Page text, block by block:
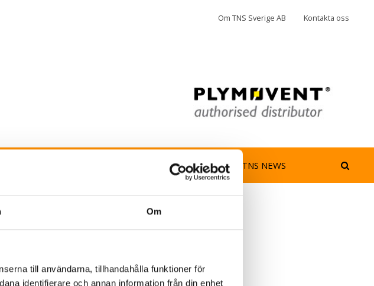
Om
till användarna, tillhandahålla funktioner för
identifierare och annan information från din enhet
Om TNS Sverige AB Kontakta oss
AeroGuard TNS NEWS